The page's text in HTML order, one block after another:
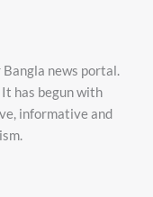
news portal.
has begun with
informative and